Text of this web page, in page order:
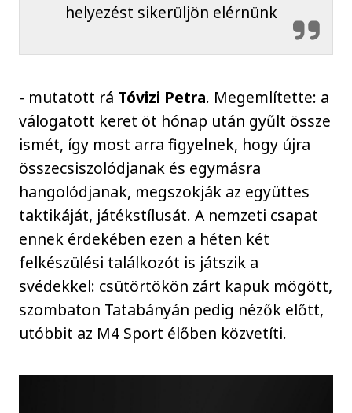
helyezést sikerüljön elérnünk
- mutatott rá Tóvizi Petra. Megemlítette: a
válogatott keret öt hónap után gyűlt össze
ismét, így most arra figyelnek, hogy újra
összecsiszolódjanak és egymásra
hangolódjanak, megszokják az együttes
taktikáját, játékstílusát. A nemzeti csapat
ennek érdekében ezen a héten két
felkészülési találkozót is játszik a
svédekkel: csütörtökön zárt kapuk mögött,
szombaton Tatabányán pedig nézők előtt,
utóbbit az M4 Sport élőben közvetíti.